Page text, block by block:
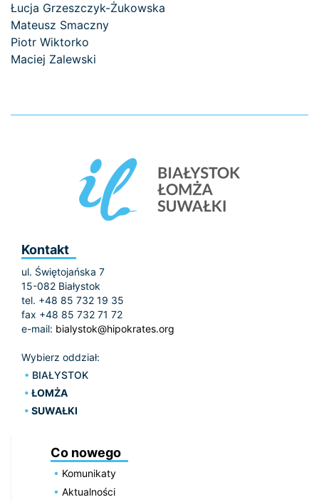
Łucja Grzeszczyk-Żukowska
Mateusz Smaczny
Piotr Wiktorko
Maciej Zalewski
Kontakt
ul. Świętojańska 7
15-082 Białystok
tel. +48 85 732 19 35
fax +48 85 732 71 72
e-mail: bialystok@hipokrates.org
Wybierz oddział:
BIAŁYSTOK
ŁOMŻA
SUWAŁKI
Co nowego
Komunikaty
Aktualności